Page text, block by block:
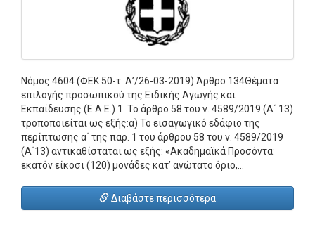
Νόμος 4604 (ΦΕΚ 50-τ. Α’/26-03-2019) Άρθρο 134Θέματα
επιλογής προσωπικού της Ειδικής Αγωγής και
Εκπαίδευσης (Ε.Α.Ε.) 1. Το άρθρο 58 του ν. 4589/2019 (Α΄ 13)
τροποποιείται ως εξής:α) Το εισαγωγικό εδάφιο της
περίπτωσης α΄ της παρ. 1 του άρθρου 58 του ν. 4589/2019
(Α΄13) αντικαθίσταται ως εξής: «Ακαδημαϊκά Προσόντα:
εκατόν είκοσι (120) μονάδες κατ’ ανώτατο όριο,…
Διαβάστε περισσότερα